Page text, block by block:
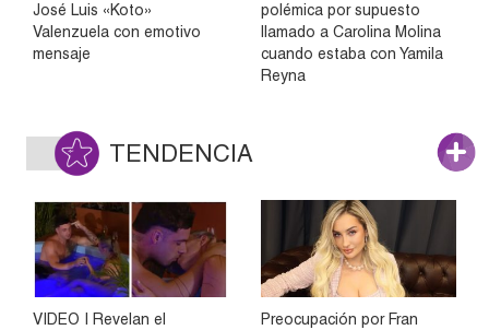
José Luis «Koto»
Valenzuela con emotivo
mensaje
polémica por supuesto
llamado a Carolina Molina
cuando estaba con Yamila
Reyna
TENDENCIA
VIDEO | Revelan el
Preocupación por Fran